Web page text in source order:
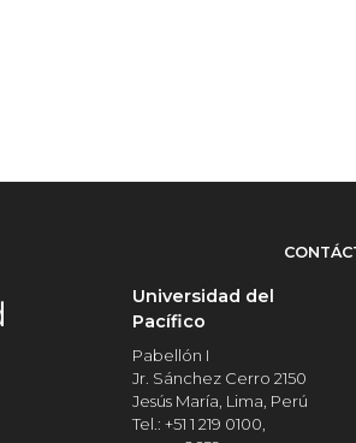
Universidad del
Pacífico
Pabellón I
Jr. Sánchez Cerro 2150
Jesús María, Lima, Perú
Tel.: +51 1 219 0100,